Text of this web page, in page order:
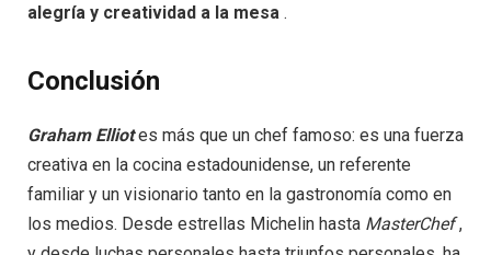
alegría y creatividad a la mesa .
Conclusión
Graham Elliotes más que un chef famoso: es una fuerza
creativa en la cocina estadounidense, un referente
familiar y un visionario tanto en la gastronomía como en
los medios. Desde estrellas Michelin hasta MasterChef,